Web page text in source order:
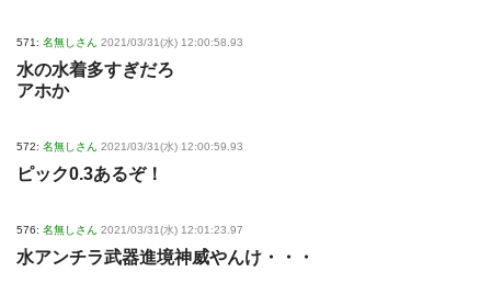
571: 名無しさん 2021/03/31(水) 12:00:58.93
水の水着多すぎだろ
アホか
572: 名無しさん 2021/03/31(水) 12:00:59.93
ピック0.3あるぞ！
576: 名無しさん 2021/03/31(水) 12:01:23.97
水アンチラ武器進境神威やんけ・・・